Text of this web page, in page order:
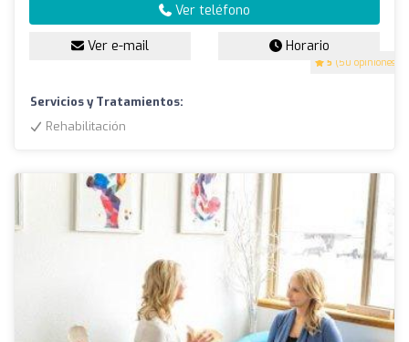
5 (50 opiniones)
Ver teléfono
Ver e-mail Horario
Servicios y Tratamientos:
Rehabilitación